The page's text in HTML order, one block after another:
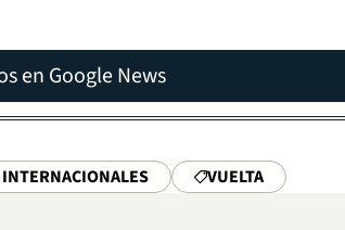
en Google News
VUELTA